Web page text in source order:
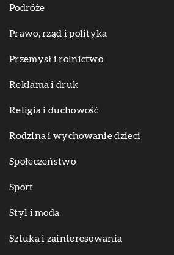
Podróże
Prawo, rząd i polityka
Przemysł i rolnictwo
Reklama i druk
Religia i duchowość
Rodzina i wychowanie dzieci
Społeczeństwo
Sport
Styl i moda
Sztuka i zainteresowania